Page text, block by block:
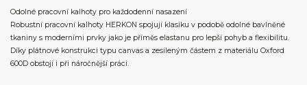
Odolné pracovní kalhoty pro každodenní nasazení
Robustní pracovní kalhoty HERKON spojují klasiku v podobě odolné bavlněné
tkaniny s moderními prvky jako je příměs elastanu pro lepší pohyb a flexibilitu.
Díky plátnové konstrukci typu canvas a zesíleným částem z materiálu Oxford
600D obstojí i při náročnější práci.